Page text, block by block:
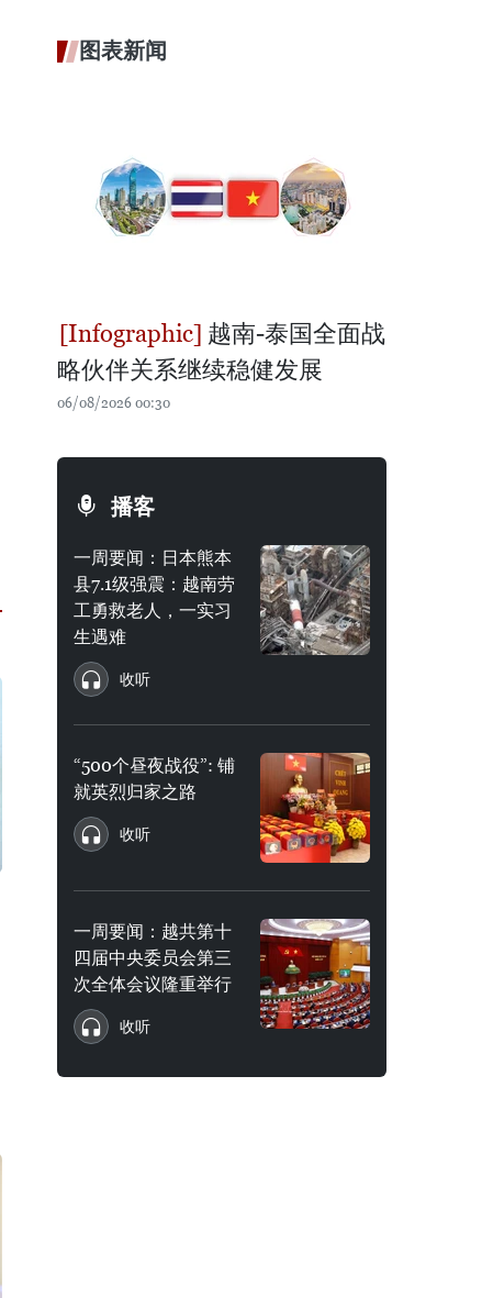
图表新闻
越南-泰国全面战
略伙伴关系继续稳健发展
06/08/2026 00:30
播客
一周要闻：日本熊本
县7.1级强震：越南劳
工勇救老人，一实习
生遇难
收听
“500个昼夜战役”: 铺
就英烈归家之路
收听
一周要闻：越共第十
四届中央委员会第三
次全体会议隆重举行
收听